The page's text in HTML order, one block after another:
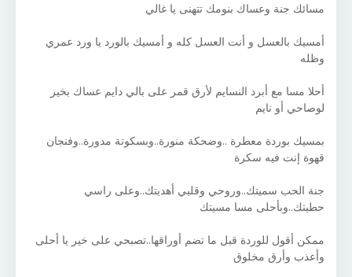
مسائك جنة وعساك بنومك تتهنى يا غالي
أمسيك بالعسل و أنت العسل كله و أمسيك بالورد يا ورد عمري
وظله
أحلا مسا مع أبرد النسايم لأرق قمر على بالي دايم عساك بخير
لوصاحي أو نايم
بمسيك بوردة معطرة ..وضحكة منورة..وبسكوتة مدورة..وفنجان
قهوة إنت فيه سكرة
جنة الحب سميتك..وروحي وقلبي أهديتك..وعلى راسي
حطيتك..وبأحلى مسا مسيتك
ممكن أقول للوردة قبل ما تضم أوراقها..تصبحي على خير يا أحلى
وأعذب وأرق مخلوق